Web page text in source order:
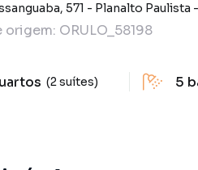
, 571 - Planalto Paulista -
origem: ORULO_58198
(2 suítes) 5